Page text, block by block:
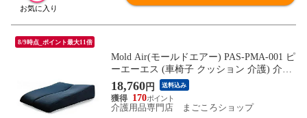
8/9時点_ポイント最大11倍
Mold Air(モールドエアー) PAS-PMA-001 ピ
ーエーエス (車椅子 クッション 介護) 介護
用品
18,760円 送料込み
170
介護用品専門店 まごころショップ